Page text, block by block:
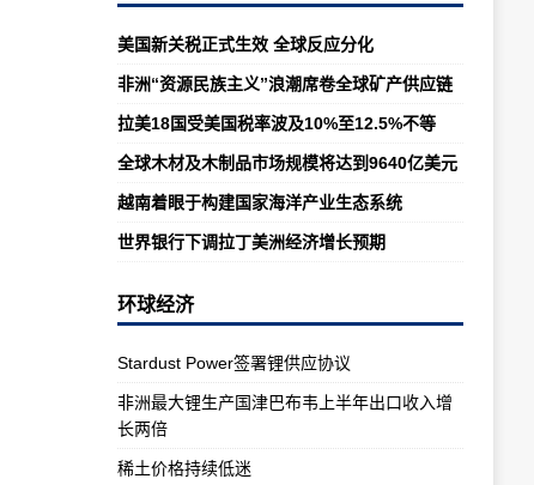
美国新关税正式生效 全球反应分化
非洲“资源民族主义”浪潮席卷全球矿产供应链
拉美18国受美国税率波及10%至12.5%不等
全球木材及木制品市场规模将达到9640亿美元
越南着眼于构建国家海洋产业生态系统
世界银行下调拉丁美洲经济增长预期
环球经济
Stardust Power签署锂供应协议
非洲最大锂生产国津巴布韦上半年出口收入增
长两倍
稀土价格持续低迷